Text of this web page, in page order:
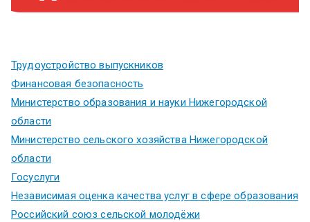
Трудоустройство выпускников
Финансовая безопасность
Министерство образования и науки Нижегородской
области
Министерство сельского хозяйства Нижегородской
области
Госуслуги
Независимая оценка качества услуг в сфере образования
Российский союз сельской молодёжи